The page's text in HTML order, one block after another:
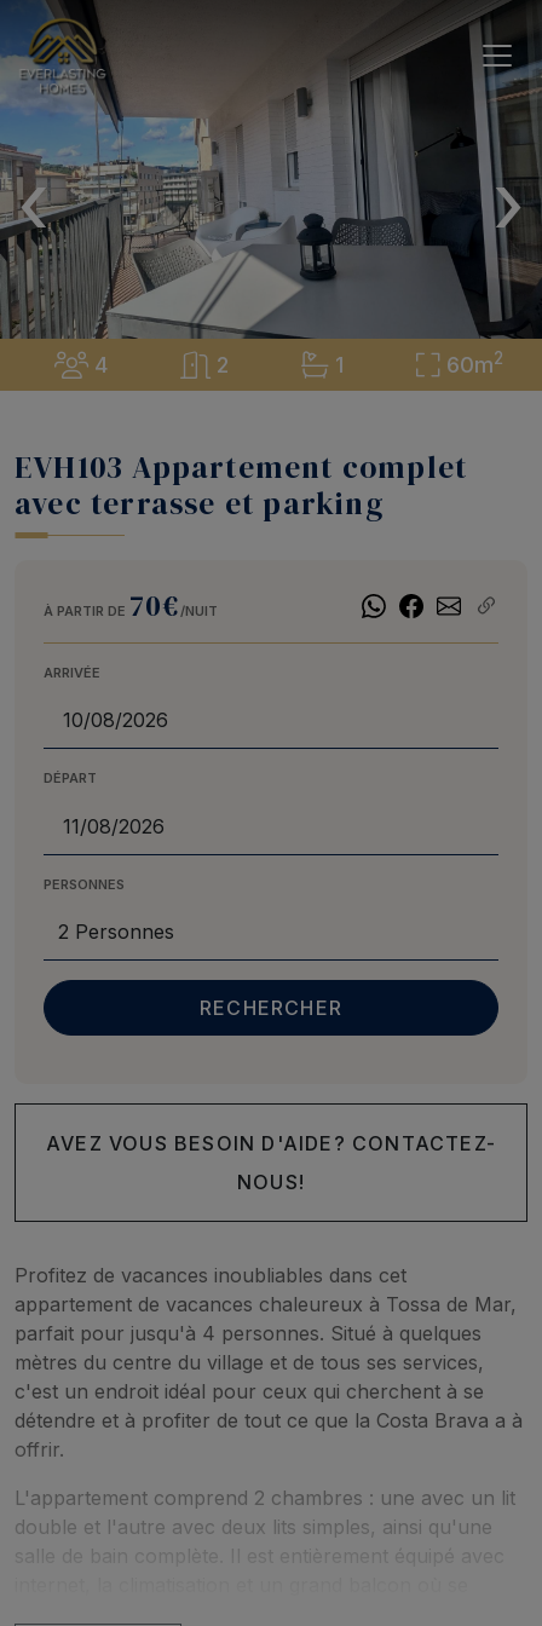
4 2 1 60m2
‹ ›
EVH103 Appartement complet
avec terrasse et parking
À PARTIR DE 70€/NUIT
ARRIVÉE
DÉPART
PERSONNES
AVEZ VOUS BESOIN D'AIDE? CONTACTEZ-
NOUS!
Profitez de vacances inoubliables dans cet
appartement de vacances chaleureux à Tossa de Mar,
parfait pour jusqu'à 4 personnes. Situé à quelques
mètres du centre du village et de tous ses services,
c'est un endroit idéal pour ceux qui cherchent à se
détendre et à profiter de tout ce que la Costa Brava a à
offrir.
L'appartement comprend 2 chambres : une avec un lit
double et l'autre avec deux lits simples, ainsi qu'une